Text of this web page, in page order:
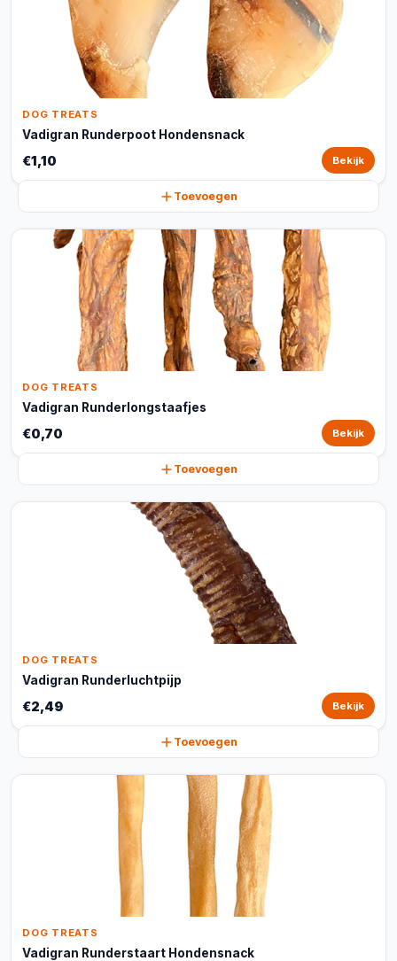
DOG TREATS
Vadigran Runderpoot Hondensnack
€1,10 Bekijk
Toevoegen
DOG TREATS
Vadigran Runderlongstaafjes
€0,70 Bekijk
Toevoegen
DOG TREATS
Vadigran Runderluchtpijp
€2,49 Bekijk
Toevoegen
DOG TREATS
Vadigran Runderstaart Hondensnack